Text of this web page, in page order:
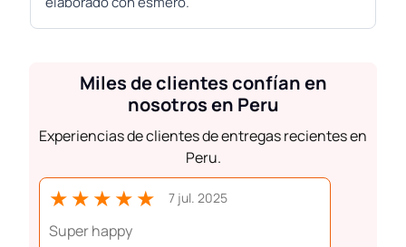
Miles de clientes confían en
nosotros en Peru
Experiencias de clientes de entregas recientes en
Peru.
★★★★★ 7 jul. 2025
Super happy